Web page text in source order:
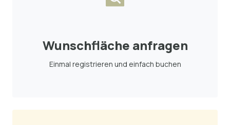
Wunschfläche anfragen
Einmal registrieren und einfach buchen